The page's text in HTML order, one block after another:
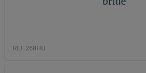
REF 268HU